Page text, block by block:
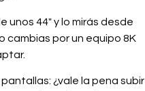
44″ y lo mirás desde
cambias por un equipo 8K
¿vale la pena subir